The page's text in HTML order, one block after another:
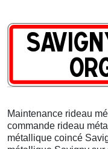
Maintenance rideau
commande rideau
métallique coincé